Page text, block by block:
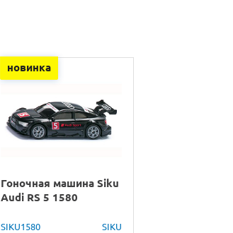
новинка
Гоночная машина Siku
Audi RS 5 1580
SIKU1580 SIKU